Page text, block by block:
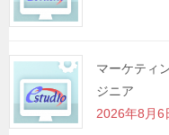
マーケティ
ジニア
2026年8月6